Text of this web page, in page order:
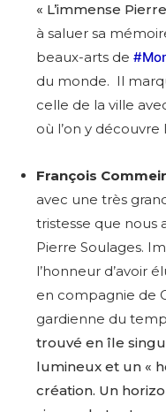
J'accepte les
* Champ obligatoire
« L’immense Pierre
à saluer sa
beaux-arts de
du monde. Il
celle de la ville
où l’on y découvre
François
avec une très
tristesse que nous
Pierre Soulages.
l’honneur d’avoir
en compagnie de
gardienne du
trouvé en île
lumineux et un «
création. Un